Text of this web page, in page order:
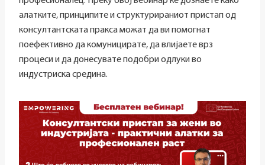
алатките, принципите и структурираниот пристап од
консултантската пракса можат да ви помогнат
поефективно да комуницирате, да влијаете врз
процеси и да донесувате подобри одлуки во
индустриска средина.